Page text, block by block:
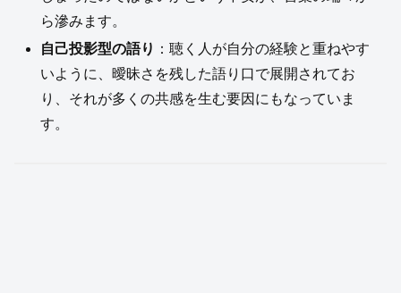
ら滲みます。
自己投影型の語り ：聴く人が自分の経験と重ねやす
いように、曖昧さを残した語り口で展開されてお
り、それが多くの共感を生む要因にもなっていま
す。